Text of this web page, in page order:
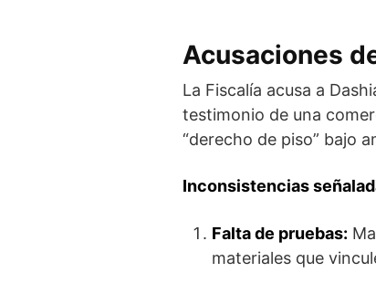
Acusaciones
La Fiscalía acusa a
testimonio de una
“derecho de piso” bajo
Inconsistencias
Falta de pruebas:
materiales que